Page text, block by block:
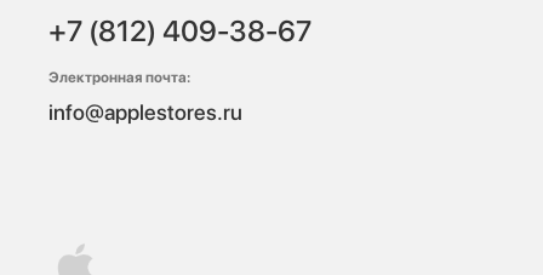
+7 (812) 409-38-67
Электронная почта:
info@applestores.ru